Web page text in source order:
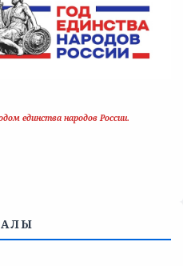
единства народов России.